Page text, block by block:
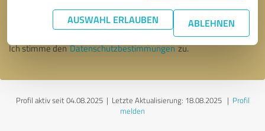
AUSWAHL ERLAUBEN ABLEHNEN
Nachricht senden
Ich stimme denDatenschutzbestimmungenzu.
Profil aktiv seit 04.08.2025 | Letzte Aktualisierung: 18.08.2025| Profil
melden